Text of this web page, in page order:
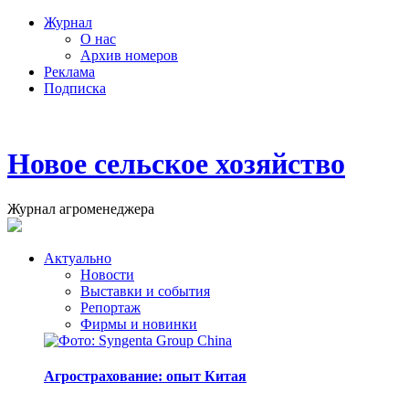
Журнал
О нас
Архив номеров
Реклама
Подписка
Новое сельское хозяйство
Журнал агроменеджера
Актуально
Новости
Выставки и события
Репортаж
Фирмы и новинки
Агрострахование: опыт Китая